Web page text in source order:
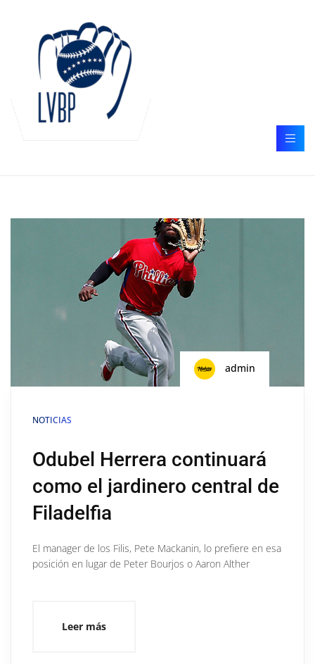
admin
NOTICIAS
Odubel Herrera continuará
como el jardinero central de
Filadelfia
El manager de los Filis, Pete Mackanin, lo prefiere en esa
posición en lugar de Peter Bourjos o Aaron Alther
Leer más